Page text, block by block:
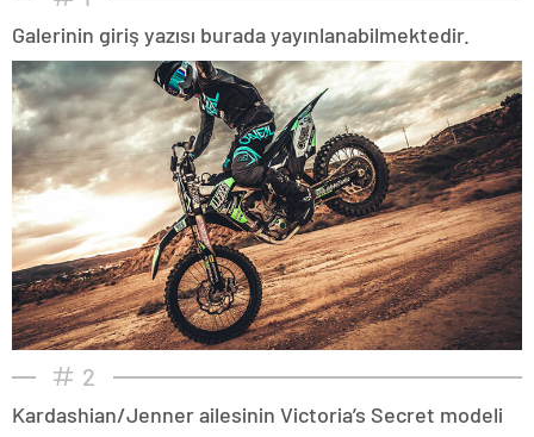
Galerinin giriş yazısı burada yayınlanabilmektedir.
2
Kardashian/Jenner ailesinin Victoria’s Secret modeli